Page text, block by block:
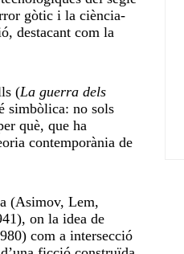
gòtic i la ciència-
destacant com la
(La guerra dels
simbòlica: no sols
què, que ha
contemporània de
(Asimov, Lem,
on la idea de
com a intersecció